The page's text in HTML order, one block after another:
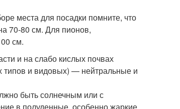
места для посадки помните, что
70-80 см. Для пионов,
см.
и на слабо кислых почвах
типов и видовых) — нейтральные и
быть солнечным или с